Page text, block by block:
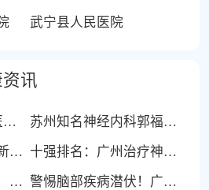
武宁县人民医院
讯
8月排名：广州哪家医院的神经内科蕞好——广州治脑瘫好的医院有哪些
苏州知名神经内科郭福新：专攻起床躺下突发眩晕
苏州治神经内科郭福新：解析失眠“阳不入阴、心肾不交、肝魂不藏”的不得卧病机
十强排名：广州治疗神经内科好的医院排名-广州治疗面瘫医院哪家好
癫痫反复发作不用慌！广州附医华南医院广州附医华南医院神经内科黄振主任，精准诊疗控发作
警惕脑部疾病潜伏！广州附医华南医院神经内科黄振主任，守护你的大脑健康